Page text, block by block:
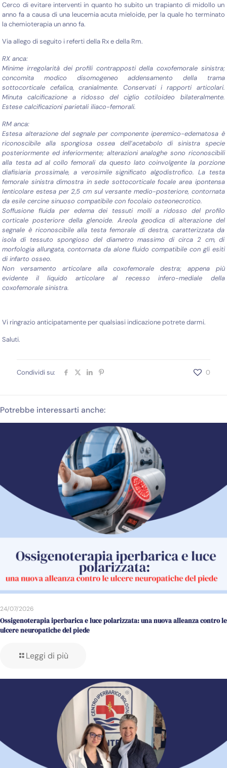
Cerco di evitare interventi in quanto ho subito un trapianto di midollo un
anno fa a causa di una leucemia acuta mieloide, per la quale ho terminato
la chemioterapia un anno fa.
Via allego di seguito i referti della Rx e della Rm.
RX anca:
Minime irregolarità dei profili contrapposti della coxofemorale sinistra;
concomita modico disomogeneo addensamento della trama
sottocorticale cefalica, cranialmente. Conservati i rapporti articolari.
Minuta calcificazione a ridosso del ciglio cotiloideo bilateralmente.
Estese calcificazioni parietali iliaco-femorali.
RM anca:
Estesa alterazione del segnale per componente iperemico-edematosa è
riconoscibile alla spongiosa ossea dell’acetabolo di sinistra specie
posteriormente ed inferiormente; alterazioni analoghe sono riconoscibili
alla testa ad al collo femorali da questo lato coinvolgente la porzione
diafisiaria prossimale, a verosimile significato algodistrofico. La testa
femorale sinistra dimostra in sede sottocorticale focale area ipontensa
lenticolare estesa per 2,5 cm sul versante medio-posteriore, contornata
da esile cercine sinuoso compatibile con focolaio osteonecrotico.
Soffusione fluida per edema dei tessuti molli a ridosso del profilo
corticale posteriore della glenoide. Areola geodica di alterazione del
segnale è riconoscibile alla testa femorale di destra, caratterizzata da
isola di tessuto spongioso del diametro massimo di circa 2 cm, di
morfologia allungata, contornata da alone fluido compatibile con gli esiti
di infarto osseo.
Non versamento articolare alla coxofemorale destra; appena più
evidente il liquido articolare al recesso infero-mediale della
coxofemorale sinistra.
Vi ringrazio anticipatamente per qualsiasi indicazione potrete darmi.
Saluti.
Condividi su: 0
Potrebbe interessarti anche:
24/07/2026
Ossigenoterapia iperbarica e luce polarizzata: una nuova alleanza contro le
ulcere neuropatiche del piede
Leggi di più